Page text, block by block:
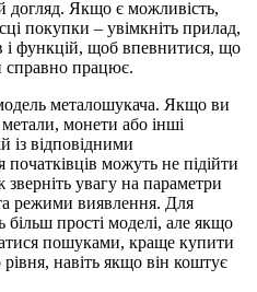
догляд. Якщо є можливість,
покупки – увімкніть прилад,
і функцій, щоб впевнитися, що
справно працює.
металошукача. Якщо ви
монети або інші
із відповідними
можуть не підійти
увагу на параметри
режими виявлення. Для
більш прості моделі, але якщо
пошуками, краще купити
навіть якщо він коштує